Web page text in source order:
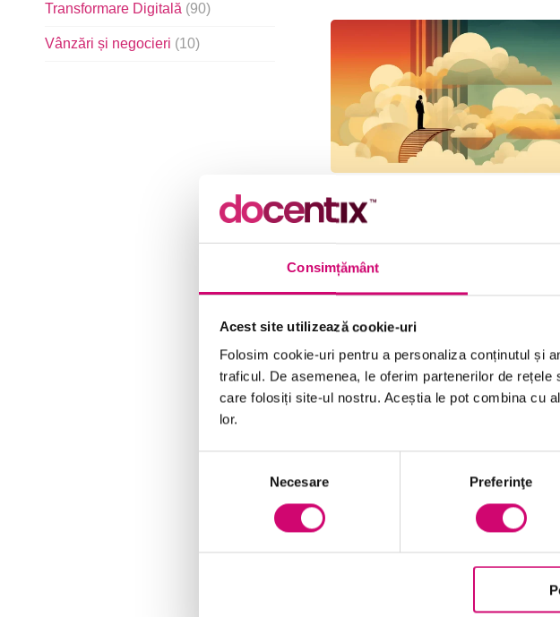
Consimțământ
Acest site utilizează cookie-uri
Folosim cookie-uri pentru a personaliza conținutul și
traficul. De asemenea, le oferim partenerilor de
care folosiți site-ul nostru. Aceștia le pot combina cu
lor.
consimțământului
Necesare Preferinţe
Transformare Digitală (90)
Vânzări și negocieri (10)